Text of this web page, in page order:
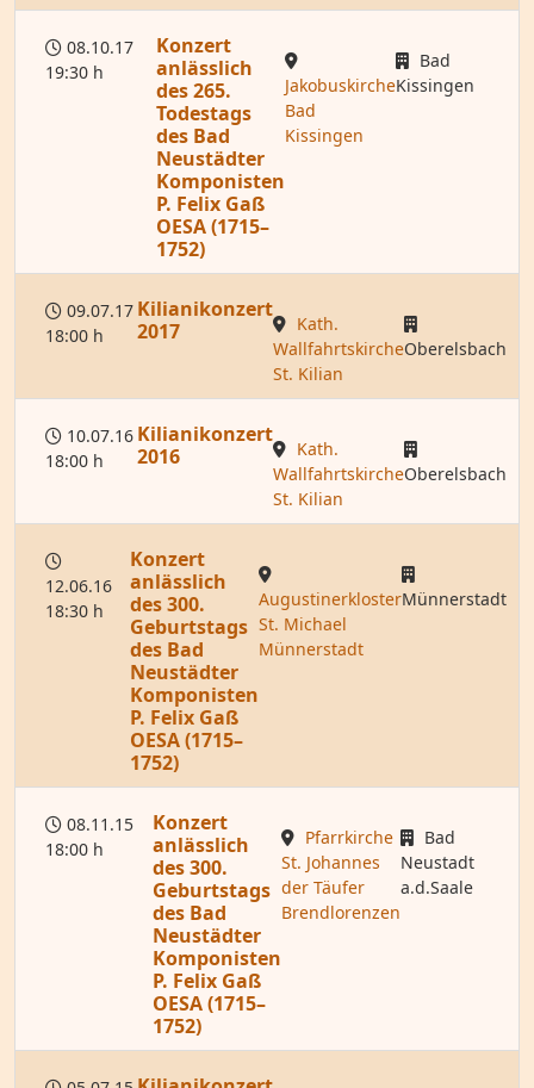
08.10.17
19:30 h
Konzert
anlässlich
des 265.
Todestags
des Bad
Neustädter
Komponisten
P. Felix Gaß
OESA (1715–
1752)
Jakobuskirche
Bad
Kissingen
Bad
Kissingen
09.07.17
18:00 h
Kilianikonzert
2017
Kath.
Wallfahrtskirche
St. Kilian
Oberelsbach
10.07.16
18:00 h
Kilianikonzert
2016
Kath.
Wallfahrtskirche
St. Kilian
Oberelsbach
12.06.16
18:30 h
Konzert
anlässlich
des 300.
Geburtstags
des Bad
Neustädter
Komponisten
P. Felix Gaß
OESA (1715–
1752)
Augustinerkloster
St. Michael
Münnerstadt
Münnerstadt
08.11.15
18:00 h
Konzert
anlässlich
des 300.
Geburtstags
des Bad
Neustädter
Komponisten
P. Felix Gaß
OESA (1715–
1752)
Pfarrkirche
St. Johannes
der Täufer
Brendlorenzen
Bad
Neustadt
a.d.Saale